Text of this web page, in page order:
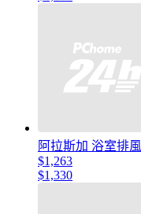
阿拉斯加 浴室排
$1,263
$1,330